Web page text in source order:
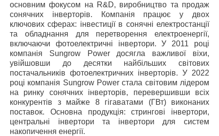
основним фокусом на R&D, виробництво та продаж
сонячних інверторів. Компанія працює у двох
ключових сферах: інвестиції в сонячні електростанції
та обладнання для перетворення електроенергії,
включаючи фотоелектричні інвертори. У 2011 році
компанія Sungrow Power досягла важливої ​​віхи,
увійшовши до десятки найбільших світових
постачальників фотоелектричних інверторів. У 2022
році компанія Sungrow Power стала світовим лідером
на ринку сонячних інверторів, перевершивши всіх
конкурентів з майже 8 гігаватами (ГВт) виконаних
поставок. Основна продукція: стрингові інвертори,
центральні інвертори та інвертори для систем
накопичення енергії.